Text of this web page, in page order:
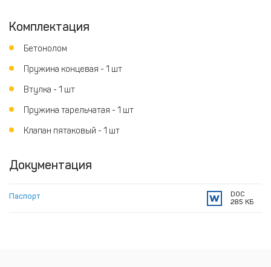
Комплектация
Бетонолом
Пружина концевая - 1 шт
Втулка - 1 шт
Пружина тарельчатая - 1 шт
Клапан пятаковый - 1 шт
Документация
Паспорт
DOC
285 КБ